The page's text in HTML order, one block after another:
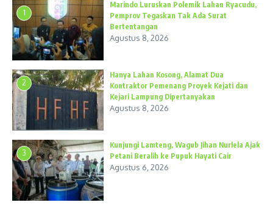
1
Marindo Luruskan Polemik Lahan Ryacudu,
Pemprov Tegaskan Tak Ada Surat
Bertentangan
Agustus 8, 2026
2
Hanya Lahan Kosong, Alamat Dua
Kontraktor Pemenang Proyek Kejati dan
Kejari Lampung Dipertanyakan
Agustus 8, 2026
3
Kunjungi Lamteng, Wagub Jihan Nurlela Ajak
Petani Beralih ke Pupuk Hayati Cair
Agustus 6, 2026